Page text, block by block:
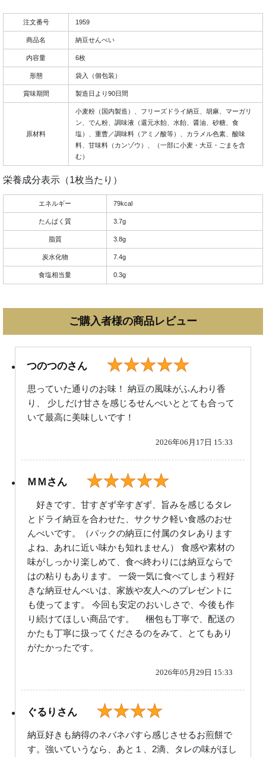
注文番号 1959
商品名 納豆せんべい
内容量 6枚
形態 袋入（個包装）
賞味期間 製造日より90日間
原材料
小麦粉（国内製造）、フリーズドライ納豆、胡麻、マーガリ
ン、でん粉、調味液（還元水飴、水飴、醤油、砂糖、食
塩）、重曹／調味料（アミノ酸等）、カラメル色素、酸味
料、甘味料（カンゾウ）、（一部に小麦・大豆・ごまを含
む）
栄養成分表示（1枚当たり）
エネルギー 79kcal
たんぱく質 3.7g
脂質 3.8g
炭水化物 7.4g
食塩相当量 0.3g
ご購入者様の商品レビュー
つのつのさん ★★★★★
思っていた通りのお味！ 納豆の風味がふんわり香
り、 少しだけ甘さを感じるせんべいととても合って
いて最高に美味しいです！
2026年06月17日 15:33
ＭＭさん ★★★★★
好きです、甘すぎず辛すぎず、旨みを感じるタレ
とドライ納豆を合わせた、サクサク軽い食感のおせ
んべいです。（パックの納豆に付属のタレあります
よね、あれに近い味かも知れません） 食感や素材の
味がしっかり楽しめて、食べ終わりには納豆ならで
はの粘りもあります。 一袋一気に食べてしまう程好
きな納豆せんべいは、家族や友人へのプレゼントに
も使ってます。 今回も安定のおいしさで、今後も作
り続けてほしい商品です。 梱包も丁寧で、配送の
かたも丁寧に扱ってくださるのをみて、とてもあり
がたかったです。
2026年05月29日 15:33
ぐるりさん ★★★★
納豆好きも納得のネバネバすら感じさせるお煎餅で
す。強いていうなら、あと１、2滴、タレの味がほし